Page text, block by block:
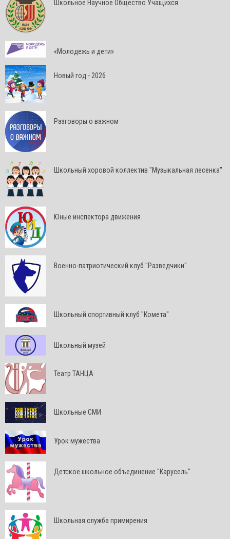
Школьное Научное Общество Учащихся
«Молодежь и дети»
Новый год - 2026
Разговоры о важном
Школьный хоровой коллектив "Музыкальная лесенка"
Юные инспектора движения
Военно-патриотический клуб "Разведчики"
Школьный спортивный клуб "Комета"
Школьный музей
Театр ТАНЦА
Школьные СМИ
Урок мужества
Детское школьное объединение "Карусель"
Школьная служба примирения